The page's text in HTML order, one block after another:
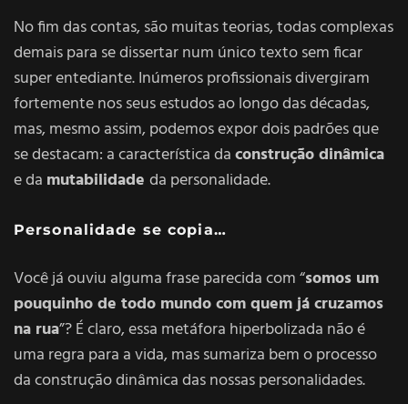
No fim das contas, são muitas teorias, todas complexas
demais para se dissertar num único texto sem ficar
super entediante. Inúmeros profissionais divergiram
fortemente nos seus estudos ao longo das décadas,
mas, mesmo assim, podemos expor dois padrões que
se destacam: a característica daconstrução dinâmica
e da mutabilidade da personalidade.
Personalidade se copia…
Você já ouviu alguma frase parecida com “somos um
pouquinho de todo mundo com quem já cruzamos
na rua”? É claro, essa metáfora hiperbolizada não é
uma regra para a vida, mas sumariza bem o processo
da construção dinâmica das nossas personalidades.